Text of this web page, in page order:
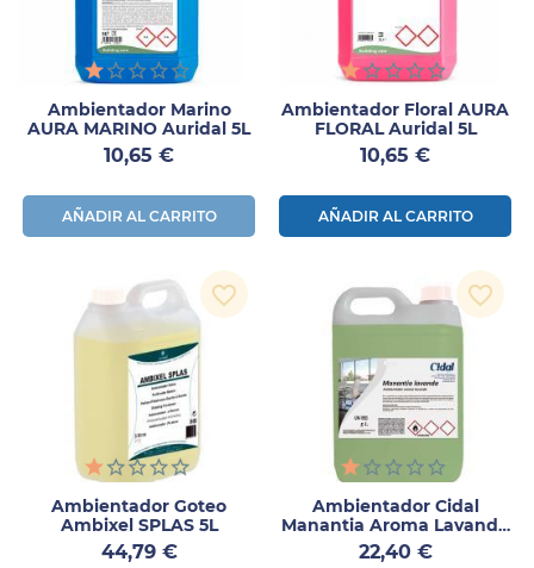
Ambientador Marino
AURA MARINO Auridal 5L
Precio
10,65 €
AÑADIR AL CARRITO
Ambientador Floral AURA
FLORAL Auridal 5L
Precio
10,65 €
AÑADIR AL CARRITO
Ambientador Goteo
Ambixel SPLAS 5L
Precio
44,79 €
favorite_border
Ambientador Cidal
Manantia Aroma Lavanda
5L
Precio
22,40 €
favorite_border